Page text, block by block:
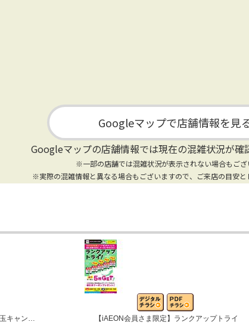
Googleマップで店舗情報を見
Googleマップの店舗情報では現在の混雑状況が確
※一部の店舗では混雑状況が表示されない場合もござ
※実際の混雑情報と異なる場合もございますので、ご来店の目安
キャン… 【iAEON会員さま限定】ランクアップトライ